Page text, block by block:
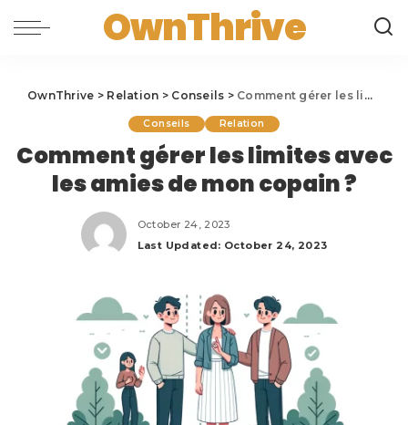
OwnThrive
OwnThrive > Relation > Conseils > Comment gérer les limites avec les amies de mon copain ?
Conseils Relation
Comment gérer les limites avec
les amies de mon copain ?
October 24, 2023
Last Updated: October 24, 2023